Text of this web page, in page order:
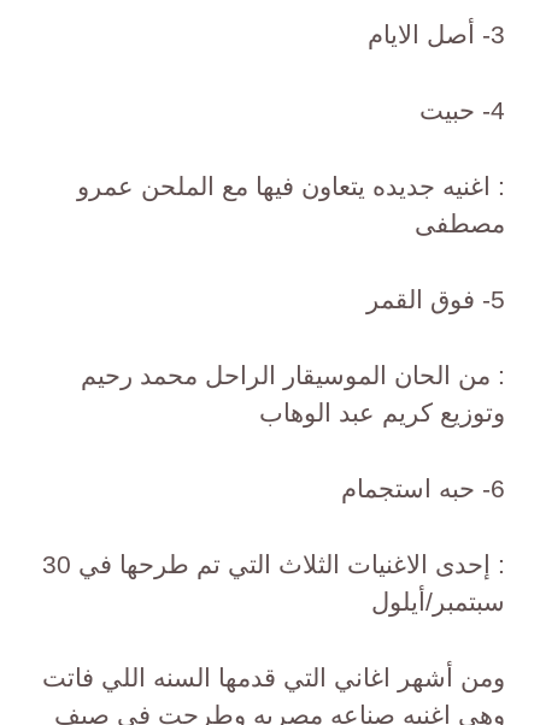
3- أصل الايام
4- حبيت
: اغنيه جديده يتعاون فيها مع الملحن عمرو
مصطفى
5- فوق القمر
: من الحان الموسيقار الراحل محمد رحيم
وتوزيع كريم عبد الوهاب
6- حبه استجمام
: إحدى الاغنيات الثلاث التي تم طرحها في 30
سبتمبر/أيلول
ومن أشهر اغاني التي قدمها السنه اللي فاتت
وهي اغنيه صناعه مصريه وطرحت في صيف